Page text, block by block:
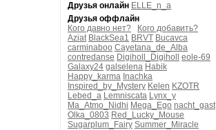
Друзья онлайн ELLE_n_a
Друзья оффлайн
Кого давно нет?
Кого добавить?
Aziat BlackSea1 BRVT Bucavca
carminaboo Cayetana_de_Alba
contredanse Digiholl_Digiholl
eole-69
Galaxy24 galselena Habik
Happy_karma Inachka
Inspired_by_Mystery Kelen KZOTR
Lebed_a Lemniscata Lynx_y
Ma_Atmo_Nidhi Mega_Ego nacht_gast
Olka_0803 Red_Lucky_Mouse
Sugarplum_Fairy Summer_Miracle